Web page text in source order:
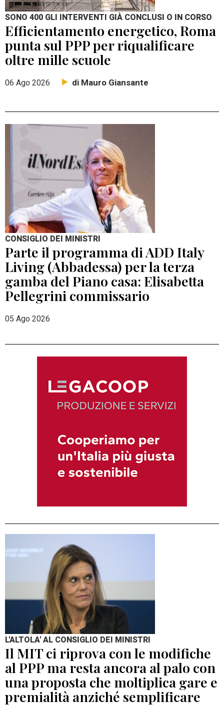
SONO 400 GLI INTERVENTI GIÀ CONCLUSI O IN CORSO
Efficientamento energetico, Roma
punta sul PPP per riqualificare
oltre mille scuole
06 Ago 2026 di Mauro Giansante
CONSIGLIO DEI MINISTRI
Parte il programma di ADD Italy
Living (Abbadessa) per la terza
gamba del Piano casa: Elisabetta
Pellegrini commissario
05 Ago 2026
L'ALTOLA' AL CONSIGLIO DEI MINISTRI
Il MIT ci riprova con le modifiche
al PPP ma resta ancora al palo con
una proposta che moltiplica gare e
premialità anziché semplificare